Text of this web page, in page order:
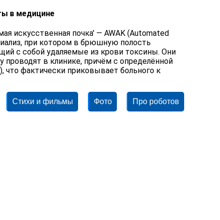
в медицине
искусственная почка' — AWAK (Automated
при котором в брюшную полость
с собой удаляемые из крови токсины. Они
в клинике, причём с определённой
что фактически приковывает больного к
Стихи и фильмы Фото Про роботов